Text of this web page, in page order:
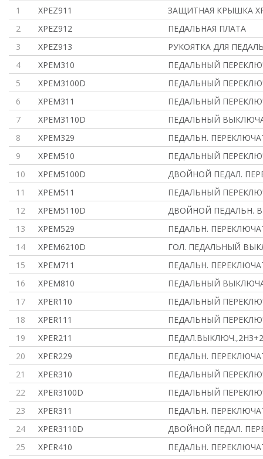
1 XPEZ911
ЗАЩИТНАЯ КРЫШКА
2
XPEZ912
ПЕДАЛЬНАЯ ПЛАТА
3
XPEZ913
РУКОЯТКА ДЛЯ
4
XPEM310
ПЕДАЛЬНЫЙ
5
XPEM3100D
ПЕДАЛЬНЫЙ
6
XPEM311
ПЕДАЛЬНЫЙ
7
XPEM3110D
ПЕДАЛЬНЫЙ
8
XPEM329
ПЕДАЛЬН.
9
XPEM510
ПЕДАЛЬНЫЙ
10
XPEM5100D
ДВОЙНОЙ ПЕДАЛ.
11
XPEM511
ПЕДАЛЬНЫЙ
12
XPEM5110D
ДВОЙНОЙ ПЕДАЛЬН.
13
XPEM529
ПЕДАЛЬН.
14
XPEM6210D
ГОЛ. ПЕДАЛЬНЫЙ
15
XPEM711
ПЕДАЛЬН.
16
XPEM810
ПЕДАЛЬНЫЙ
17
XPER110
ПЕДАЛЬНЫЙ
18
XPER111
ПЕДАЛЬНЫЙ
19
XPER211
20
XPER229
ПЕДАЛЬН.
21
XPER310
ПЕДАЛЬНЫЙ
22
XPER3100D
ПЕДАЛЬНЫЙ
23
XPER311
ПЕДАЛЬН.
24
XPER3110D
ДВОЙНОЙ ПЕДАЛ.
25
XPER410
ПЕДАЛЬН.